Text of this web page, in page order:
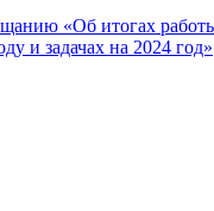
«Об итогах
и задачах на 2024 год»